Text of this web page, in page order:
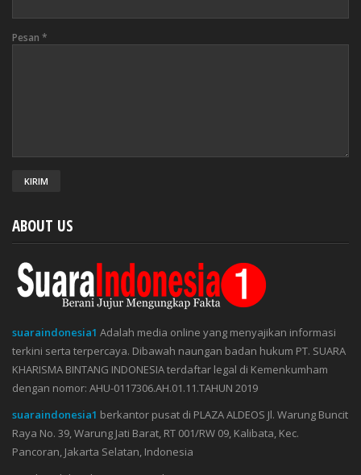
Pesan *
ABOUT US
suaraindonesia1 Adalah media online yang menyajikan informasi
terkini serta terpercaya. Dibawah naungan badan hukum PT. SUARA
KHARISMA BINTANG INDONESIA terdaftar legal di Kemenkumham
dengan nomor: AHU-0117306.AH.01.11.TAHUN 2019
suaraindonesia1 berkantor pusat di PLAZA ALDEOS Jl. Warung Buncit
Raya No. 39, Warung Jati Barat, RT 001/RW 09, Kalibata, Kec.
Pancoran, Jakarta Selatan, Indonesia